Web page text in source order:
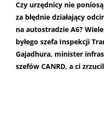
Czy urzędnicy nie
za błędnie działający
na autostradzie A6?
byłego szefa Inspekcji
Gajadhura, minister
szefów CANRD, a ci